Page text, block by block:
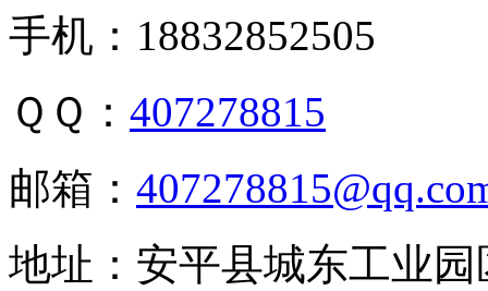
手机：18832852505
ＱＱ： 407278815
邮箱：
地址：安平县城东工业园